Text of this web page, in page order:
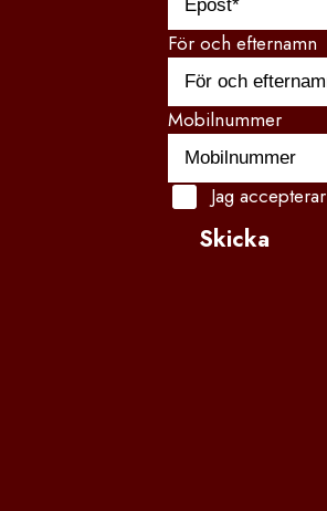
För och efternamn
Mobilnummer
Jag accepterar
Skicka